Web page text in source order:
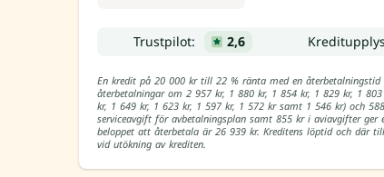
Trustpilot: 2,6
En kredit på 20 000 kr till 22 % ränta med en
återbetalningar om 2 957 kr, 1 880 kr, 1 854 kr, 1 829 kr, 1
kr, 1 649 kr, 1 623 kr, 1 597 kr, 1 572 kr samt 1 546 kr) och
serviceavgift för avbetalningsplan samt 855 kr i aviavgifter
beloppet att återbetala är 26 939 kr. Kreditens löptid och där
vid utökning av krediten.